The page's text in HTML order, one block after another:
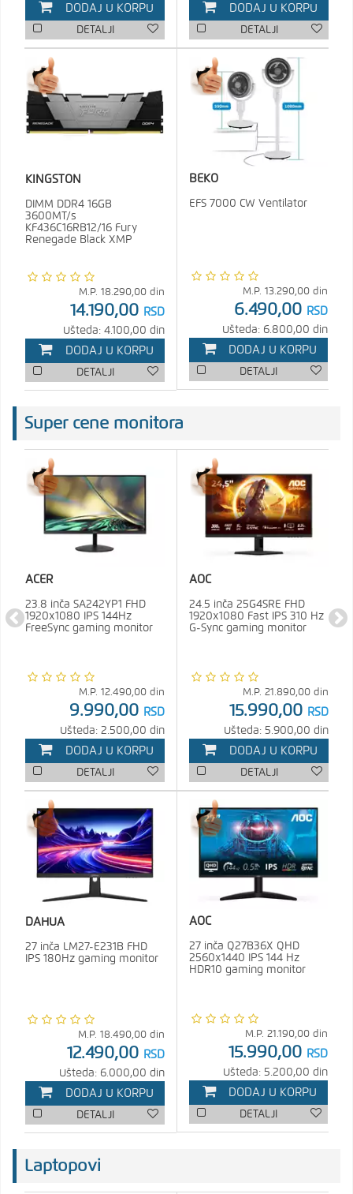
DODAJ U KORPU
DETALJI
DODAJ U KORPU
DETALJI
KINGSTON
DIMM DDR4 16GB
3600MT/s
KF436C16RB12/16 Fury
Renegade Black XMP
M.P. 18.290,00 din
14.190,00 RSD
Ušteda: 4.100,00 din
DODAJ U KORPU
DETALJI
BEKO
EFS 7000 CW Ventilator
M.P. 13.290,00 din
6.490,00 RSD
Ušteda: 6.800,00 din
DODAJ U KORPU
DETALJI
Super cene monitora
ACER
23.8 inča SA242YP1 FHD
1920x1080 IPS 144Hz
FreeSync gaming monitor
M.P. 12.490,00 din
9.990,00 RSD
Ušteda: 2.500,00 din
DODAJ U KORPU
DETALJI
AOC
24.5 inča 25G4SRE FHD
1920x1080 Fast IPS 310 Hz
G-Sync gaming monitor
M.P. 21.890,00 din
15.990,00 RSD
Ušteda: 5.900,00 din
DODAJ U KORPU
DETALJI
DAHUA
27 inča LM27-E231B FHD
IPS 180Hz gaming monitor
M.P. 18.490,00 din
12.490,00 RSD
Ušteda: 6.000,00 din
DODAJ U KORPU
DETALJI
AOC
27 inča Q27B36X QHD
2560x1440 IPS 144 Hz
HDR10 gaming monitor
M.P. 21.190,00 din
15.990,00 RSD
Ušteda: 5.200,00 din
DODAJ U KORPU
DETALJI
Laptopovi